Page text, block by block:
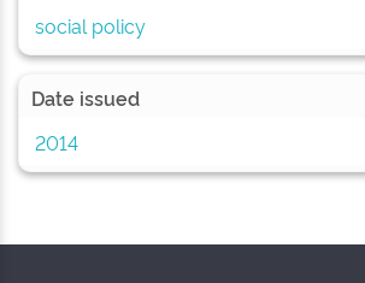
social policy
Date issued
2014